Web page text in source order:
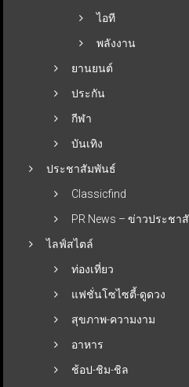
ไอที
พลังงาน
ยานยนต์
ประกัน
กีฬา
บันเทิง
ประชาสัมพันธ์
Classicfind
PR News – ข่าวประชา
ไลฟ์สไตล์
ท่องเที่ยว
แฟชั่นโซไซตี้-ดูดวง
สุขภาพ-ความงาม
อาหาร
ช้อป-ชิม-ชิล